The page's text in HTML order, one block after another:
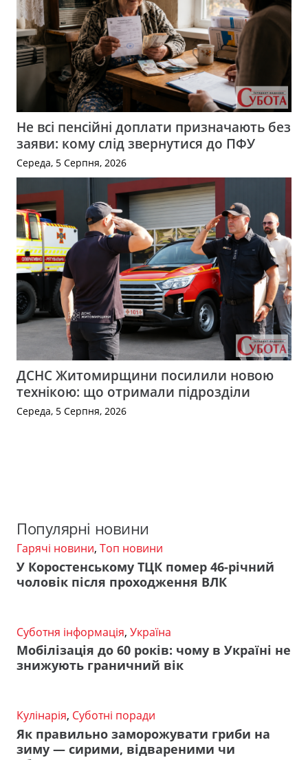
Не всі пенсійні доплати призначають без
заяви: кому слід звернутися до ПФУ
Середа, 5 Серпня, 2026
ДСНС Житомирщини посилили новою
технікою: що отримали підрозділи
Середа, 5 Серпня, 2026
Популярні новини
Гарячі новини, Топ новини
У Коростенському ТЦК помер 46-річний
чоловік після проходження ВЛК
Суботня інформація, Україна
Мобілізація до 60 років: чому в Україні не
знижують граничний вік
Кулінарія, Суботні поради
Як правильно заморожувати гриби на
зиму — сирими, відвареними чи